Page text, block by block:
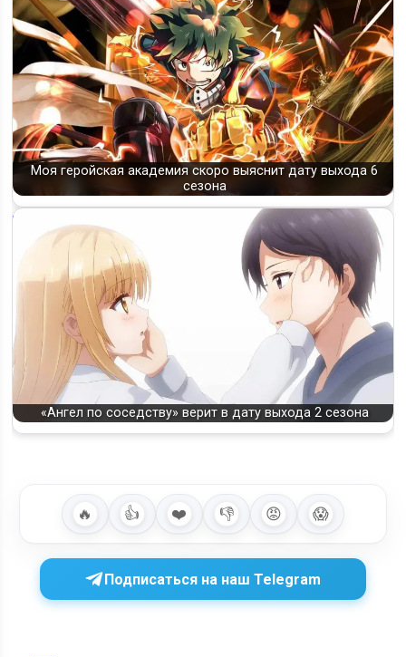
Моя геройская академия скоро выяснит дату выхода 6
сезона
«Ангел по соседству» верит в дату выхода 2 сезона
🔥 👍 ❤️ 👎 😡 😱
Подписаться на наш Telegram